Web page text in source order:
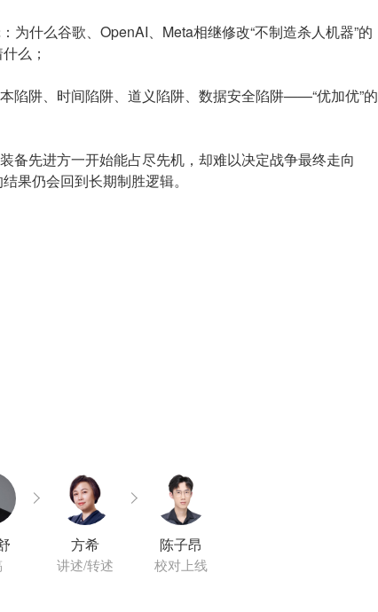
为什么谷歌、OpenAI、Meta相继修改“不制造杀人机器”的
么；
陷阱、时间陷阱、道义陷阱、数据安全陷阱——“优加优”的
备先进方一开始能占尽先机，却难以决定战争最终走向
方希
讲述/转述
陈子昂
校对上线